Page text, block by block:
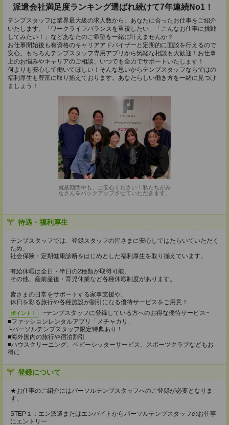
派遣会社満足度ランキング選ばれ続けて7年連続No1！
テンプスタッフは業界最大級の求人数から、あなたに合ったお仕事をご紹介
いたします。「ワークライフバランスを重視したい」「こんなお仕事に挑戦
してみたい！」などあなたのご希望を一緒に叶えませんか？
お仕事開始後も有資格のキャリアアドバイザーと定期的に面談を行えるので
安心。もちろんテンプスタッフ専用アプリから気軽な相談も大歓迎！お仕事
上のお悩みやキャリアのご相談、いつでも全力でサポートいたします！
何よりも安心して働いてほしい！そんな思いからテンプスタッフならではの
福利厚生も豊富に取り揃えております。あなたらしい働き方を一緒に見つけ
ましょう！
就業期間中も、ご安心ください！私たちがみ
なさんをバックアップさせていただきます。
待遇・福利厚生
テンプスタッフでは、登録スタッフの皆さまに安心してはたらいていただく
ため、
社会保険・定期健康診断をはじめとした福利厚生を取り揃えています。
有給休暇は全日・半日の2種類が取得可能、
その他、産前産後・育児休業など各種休暇制度があります。
皆さまの日常をサポートする家事支援や、
休日を彩る旅行や各種施設が割引になる優待サービスをご用意！
ポイント！
~テンプスタッフに登録している方へのお得な優待サービス~
■ファッションレンタルアプリ「メチャカリ」
└パーソルテンプスタッフ限定特典あり！
■海外国内の旅行や宿泊割引
■ハウスクリーニング、ベビーシッターサービス、スポーツクラブなどもお
得に
登録について
★お仕事のご紹介にはパーソルテンプスタッフへのご登録が必要となりま
す。
STEP１：エン派遣またはエンバイトからパーソルテンプスタッフのお仕事
にエントリー